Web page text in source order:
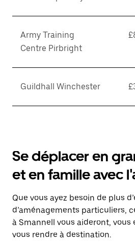
Army Training
Centre Pirbright
Guildhall Winchester
Se déplacer en
et en famille avec
Que vous ayez besoin de plus
d’aménagements particuliers,
à Smannell vous aideront, vous
vous rendre à destination.